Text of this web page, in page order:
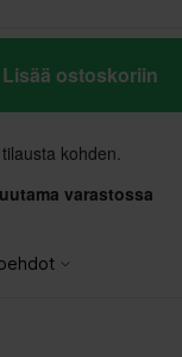
Lisää ostoskoriin
kohden.
varastossa